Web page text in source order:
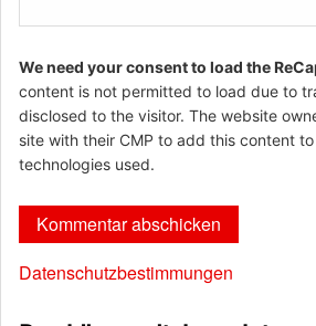
We need your consent to load the
content is not permitted to load due to
disclosed to the visitor. The website
site with their CMP to add this content
technologies used.
Datenschutzbestimmungen